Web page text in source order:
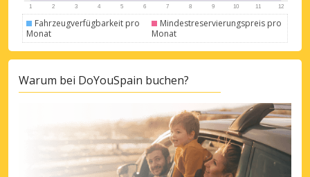
Fahrzeugverfügbarkeit pro
Monat
Mindestreservierungspreis pro
Monat
Warum bei DoYouSpain buchen?
Mit eLink anmelden